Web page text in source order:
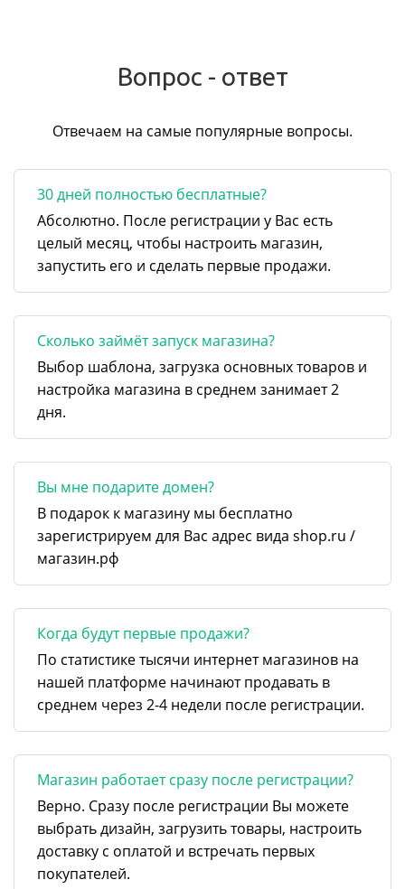
Вопрос - ответ
Отвечаем на самые популярные вопросы.
30 дней полностью бесплатные?
Абсолютно. После регистрации у Вас есть
целый месяц, чтобы настроить магазин,
запустить его и сделать первые продажи.
Сколько займёт запуск магазина?
Выбор шаблона, загрузка основных товаров и
настройка магазина в среднем занимает 2
дня.
Вы мне подарите домен?
В подарок к магазину мы бесплатно
зарегистрируем для Вас адрес вида shop.ru /
магазин.рф
Когда будут первые продажи?
По статистике тысячи интернет магазинов на
нашей платформе начинают продавать в
среднем через 2-4 недели после регистрации.
Магазин работает сразу после регистрации?
Верно. Сразу после регистрации Вы можете
выбрать дизайн, загрузить товары, настроить
доставку с оплатой и встречать первых
покупателей.